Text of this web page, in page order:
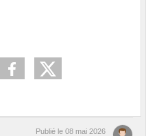
Publié le 08 mai 2026